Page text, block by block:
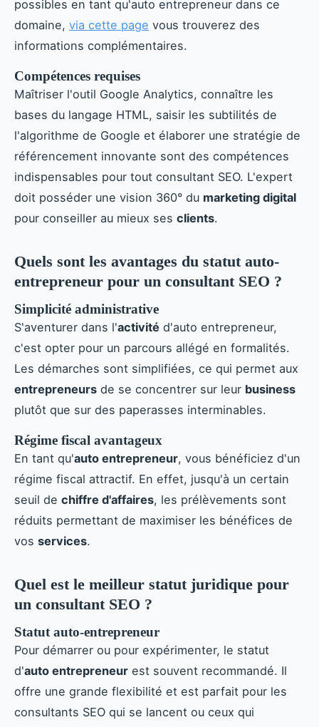
possibles en tant qu'auto entrepreneur dans ce
domaine, via cette page vous trouverez des
informations complémentaires.
Compétences requises
Maîtriser l'outil Google Analytics, connaître les
bases du langage HTML, saisir les subtilités de
l'algorithme de Google et élaborer une stratégie de
référencement innovante sont des compétences
indispensables pour tout consultant SEO. L'expert
doit posséder une vision 360° du marketing digital
pour conseiller au mieux ses clients.
Quels sont les avantages du statut auto-
entrepreneur pour un consultant SEO ?
Simplicité administrative
S'aventurer dans l'activité d'auto entrepreneur,
c'est opter pour un parcours allégé en formalités.
Les démarches sont simplifiées, ce qui permet aux
entrepreneurs de se concentrer sur leur business
plutôt que sur des paperasses interminables.
Régime fiscal avantageux
En tant qu'auto entrepreneur, vous bénéficiez d'un
régime fiscal attractif. En effet, jusqu'à un certain
seuil de chiffre d'affaires, les prélèvements sont
réduits permettant de maximiser les bénéfices de
vos services.
Quel est le meilleur statut juridique pour
un consultant SEO ?
Statut auto-entrepreneur
Pour démarrer ou pour expérimenter, le statut
d'auto entrepreneur est souvent recommandé. Il
offre une grande flexibilité et est parfait pour les
consultants SEO qui se lancent ou ceux qui